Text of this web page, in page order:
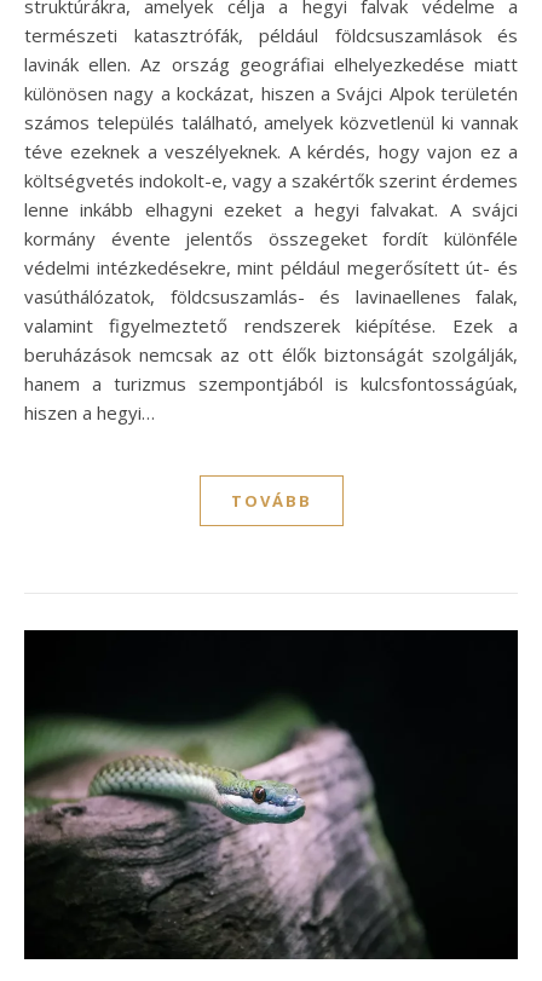
struktúrákra, amelyek célja a hegyi falvak védelme a
természeti katasztrófák, például földcsuszamlások és
lavinák ellen. Az ország geográfiai elhelyezkedése miatt
különösen nagy a kockázat, hiszen a Svájci Alpok területén
számos település található, amelyek közvetlenül ki vannak
téve ezeknek a veszélyeknek. A kérdés, hogy vajon ez a
költségvetés indokolt-e, vagy a szakértők szerint érdemes
lenne inkább elhagyni ezeket a hegyi falvakat. A svájci
kormány évente jelentős összegeket fordít különféle
védelmi intézkedésekre, mint például megerősített út- és
vasúthálózatok, földcsuszamlás- és lavinaellenes falak,
valamint figyelmeztető rendszerek kiépítése. Ezek a
beruházások nemcsak az ott élők biztonságát szolgálják,
hanem a turizmus szempontjából is kulcsfontosságúak,
hiszen a hegyi…
TOVÁBB